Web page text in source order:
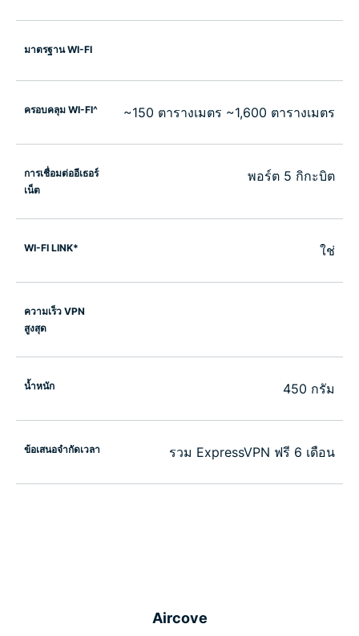
มาตรฐาน WI-FI
ครอบคลุม WI-FI^ ~150 ตารางเมตร ~1,600 ตารางเมตร
การเชื่อมต่ออีเธอร์
เน็ต
พอร์ต 5 กิกะบิต
WI-FI LINK* ใช่
ความเร็ว VPN
สูงสุด
น้ำหนัก 450 กรัม
ข้อเสนอจำกัดเวลา รวม ExpressVPN ฟรี 6 เดือน
Aircove